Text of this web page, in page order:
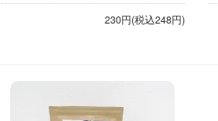
230円(税込248円)